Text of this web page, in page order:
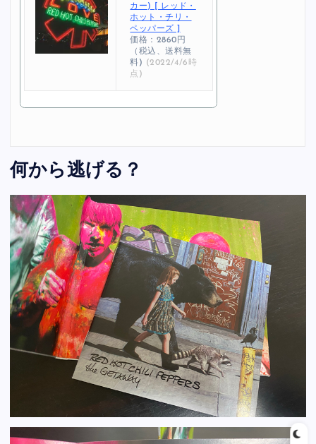
カー) [ レッド・
ホット・チリ・
ペッパーズ ]
価格：2860円
（税込、送料無
料) (2022/4/6時
点)
何から逃げる？